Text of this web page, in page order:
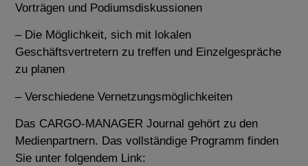
Vorträgen und Podiumsdiskussionen
– Die Möglichkeit, sich mit lokalen
Geschäftsvertretern zu treffen und Einzelgespräche
zu planen
– Verschiedene Vernetzungsmöglichkeiten
Das CARGO-MANAGER Journal gehört zu den
Medienpartnern. Das vollständige Programm finden
Sie unter folgendem Link: